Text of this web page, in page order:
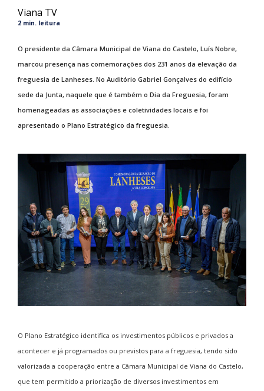
Viana TV
2 min. leitura
O presidente da Câmara Municipal de Viana do Castelo, Luís Nobre,
marcou presença nas comemorações dos 231 anos da elevação da
freguesia de Lanheses. No Auditório Gabriel Gonçalves do edifício
sede da Junta, naquele que é também o Dia da Freguesia, foram
homenageadas as associações e coletividades locais e foi
apresentado o Plano Estratégico da freguesia.
O Plano Estratégico identifica os investimentos públicos e privados a
acontecer e já programados ou previstos para a freguesia, tendo sido
valorizada a cooperação entre a Câmara Municipal de Viana do Castelo,
que tem permitido a priorização de diversos investimentos em